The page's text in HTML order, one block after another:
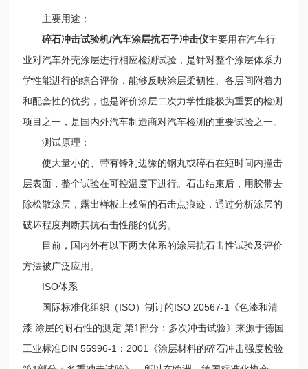
主要用途：
碎石冲击试验机/汽车涂层抗石子冲击仪主要用在汽车行
业对汽车外壳涂层进行相应检测试验，是针对整个涂层体系力
学性能进行的综合评价，能够反映涂层柔韧性、各层间附着力
和配套性的优劣，也是评价涂层二次力学性能极为重要的检测
项目之一，是国内外汽车制造商对汽车检测的重要试验之一。
测试原理：
使大量小的、带有锋利边缘的钢丸或碎石在短时间内撞击
层表面，整个试验在可控温度下进行。石击结束后，用胶带去
除松散涂层，露出样板上残留的石击点痕迹，通过分析涂层的
破坏程度判断其抗石击性能的优劣。
目前，国内外有以下两大体系的涂层抗石击性试验及评价
方法被广泛应用。
ISO体系
国际标准化组织（ISO）制订的ISO 20567-1《色漆和清
漆 涂层的耐石性的测定 第1部分：多次冲击试验》来源于德国
工业标准DIN 55996-1：2001《涂层材料的碎石冲击强度检验